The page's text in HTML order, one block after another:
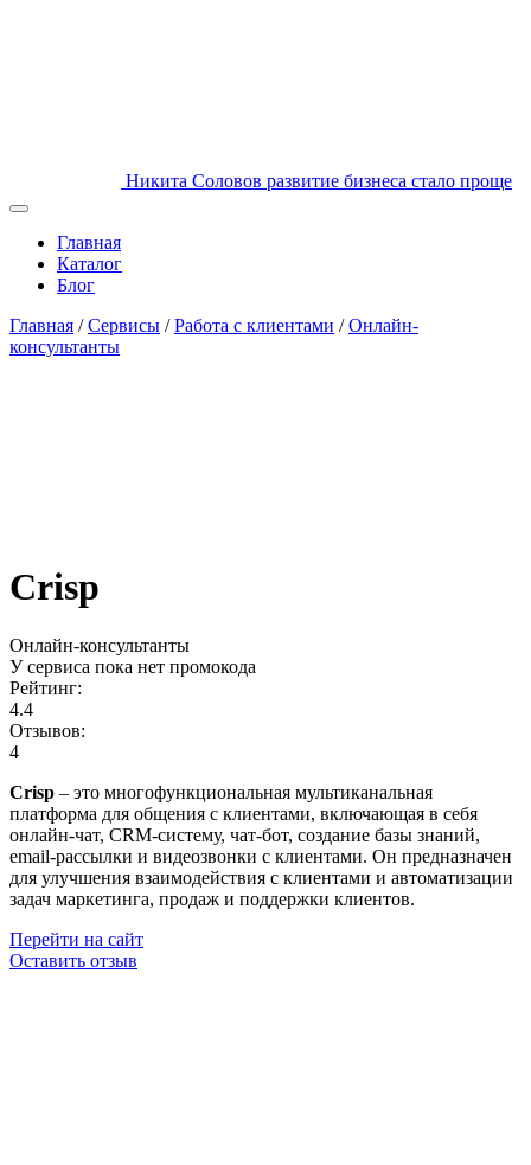
Никита Соловов развитие бизнеса стало проще
Главная
Каталог
Блог
Главная / Сервисы / Работа с клиентами / Онлайн-
консультанты
Crisp
Онлайн-консультанты
У сервиса пока нет промокода
Рейтинг:
4.4
Отзывов:
4
Crisp – это многофункциональная мультиканальная
платформа для общения с клиентами, включающая в себя
онлайн-чат, CRM-систему, чат-бот, создание базы знаний,
email-рассылки и видеозвонки с клиентами. Он предназначен
для улучшения взаимодействия с клиентами и автоматизации
задач маркетинга, продаж и поддержки клиентов.
Перейти на сайт
Оставить отзыв